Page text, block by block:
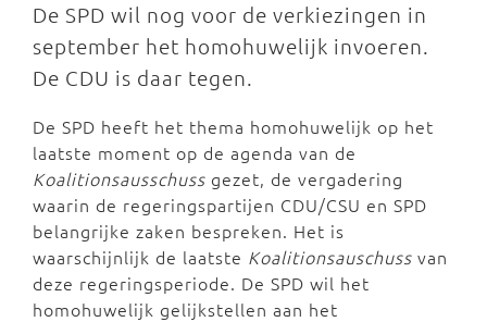
De SPD wil nog voor de verkiezingen in
september het homohuwelijk invoeren.
De CDU is daar tegen.
De SPD heeft het thema homohuwelijk op het
laatste moment op de agenda van de
Koalitionsausschuss gezet, de vergadering
waarin de regeringspartijen CDU/CSU en SPD
belangrijke zaken bespreken. Het is
waarschijnlijk de laatste Koalitionsauschuss van
deze regeringsperiode. De SPD wil het
homohuwelijk gelijkstellen aan het